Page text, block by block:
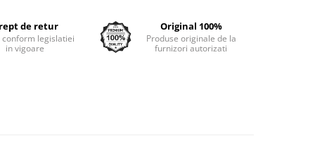
de retur
conform legislatiei
in vigoare
Original 100%
Produse originale de la
furnizori autorizati